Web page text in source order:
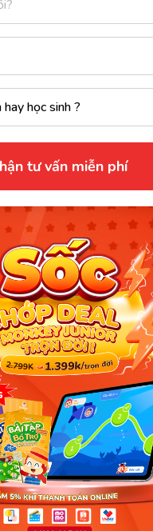
tư vấn miễn phí
lên thì các mẹ cần
bí quyết sau.
cầm chắc
khi cầm sẽ căng
chứng tỏ bơ đã già
tươi, đều và độ
nâu
tỏ đã đến độ thu
bảo dinh dưỡng
bé. Nếu ba mẹ
hoặc đen thì có
đảm bảo độ chín.
nẫu và nhũn
biết khi chọn bơ làm
đối không chọn
chọn các quả này